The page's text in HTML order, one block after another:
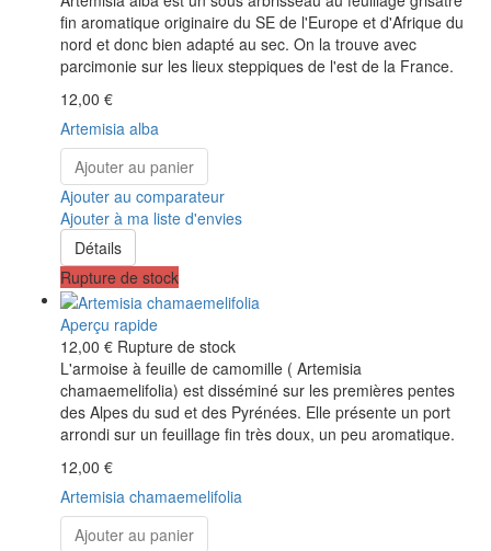
fin aromatique originaire du SE de l'Europe et d'Afrique du
nord et donc bien adapté au sec. On la trouve avec
parcimonie sur les lieux steppiques de l'est de la France.
12,00 €
Artemisia alba
Ajouter au panier
Ajouter au comparateur
Ajouter à ma liste d'envies
Détails
Rupture de stock
Aperçu rapide
12,00 € Rupture de stock
L'armoise à feuille de camomille ( Artemisia
chamaemelifolia) est disséminé sur les premières pentes
des Alpes du sud et des Pyrénées. Elle présente un port
arrondi sur un feuillage fin très doux, un peu aromatique.
12,00 €
Artemisia chamaemelifolia
Ajouter au panier